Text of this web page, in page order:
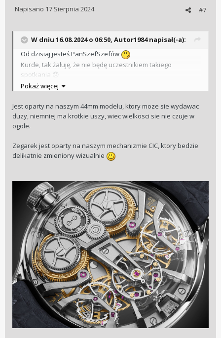
#7
Napisano 17 Sierpnia 2024
W dniu 16.08.2024 o 06:50, Autor1984napisał(-a):
Od dzisiaj jesteś PanSzefSzefów
Kurde, tak żałuję, że nie będę uczestnikiem takiego
spotkania 😕
BTW spory dosyć, ale tarcza mnie kupiła. Masz jakieś fotki
On jest limitowany do 20szt.?
Pokaż więcej
Jest oparty na naszym 44mm modelu, ktory moze sie wydawac
duzy, niemniej ma krotkie uszy, wiec wielkosci sie nie czuje w
ogole.
Zegarek jest oparty na naszym mechanizmie CIC, ktory bedzie
delikatnie zmieniony wizualnie